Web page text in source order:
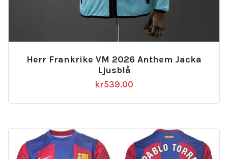
Herr Frankrike VM 2026 Anthem Jacka
Ljusblå
kr539.00